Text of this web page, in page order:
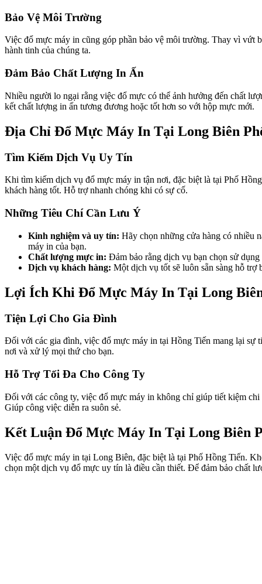
Bảo Vệ Môi Trường
Việc đổ mực máy in cũng góp phần bảo vệ môi trường. Thay vì vứt
hành tinh của chúng ta.
Đảm Bảo Chất Lượng In Ấn
Nhiều người lo ngại rằng việc đổ mực có thể ảnh hưởng đến chất
kết chất lượng in ấn tương đương hoặc tốt hơn so với hộp mực mới.
Địa Chỉ Đổ Mực Máy In Tại Long Biên
Tìm Kiếm Dịch Vụ Uy Tín
Khi tìm kiếm dịch vụ đổ mực máy in tận nơi, đặc biệt là tại Phố
khách hàng tốt. Hỗ trợ nhanh chóng khi có sự cố.
Những Tiêu Chí Cần Lưu Ý
Kinh nghiệm và uy tín: Hãy chọn những cửa hàng có nhiều
máy in của bạn.
Chất lượng mực in: Đảm bảo rằng dịch vụ bạn chọn sử
Dịch vụ khách hàng: Một dịch vụ tốt sẽ luôn sẵn sàng hỗ
Lợi Ích Khi Đổ Mực Máy In Tại Long
Tiện Lợi Cho Gia Đình
Đối với các gia đình, việc đổ mực máy in tại Hồng Tiến mang lại sự
nơi và xử lý mọi thứ cho bạn.
Hỗ Trợ Tối Đa Cho Công Ty
Đối với các công ty, việc đổ mực máy in không chỉ giúp tiết kiệm
Giúp công việc diễn ra suôn sẻ.
Kết Luận Đổ Mực Máy In Tại Long Biên
Việc đổ mực máy in tại Long Biên, đặc biệt là tại Phố Hồng Tiến.
chọn một dịch vụ đổ mực uy tín là điều cần thiết. Để đảm bảo chất